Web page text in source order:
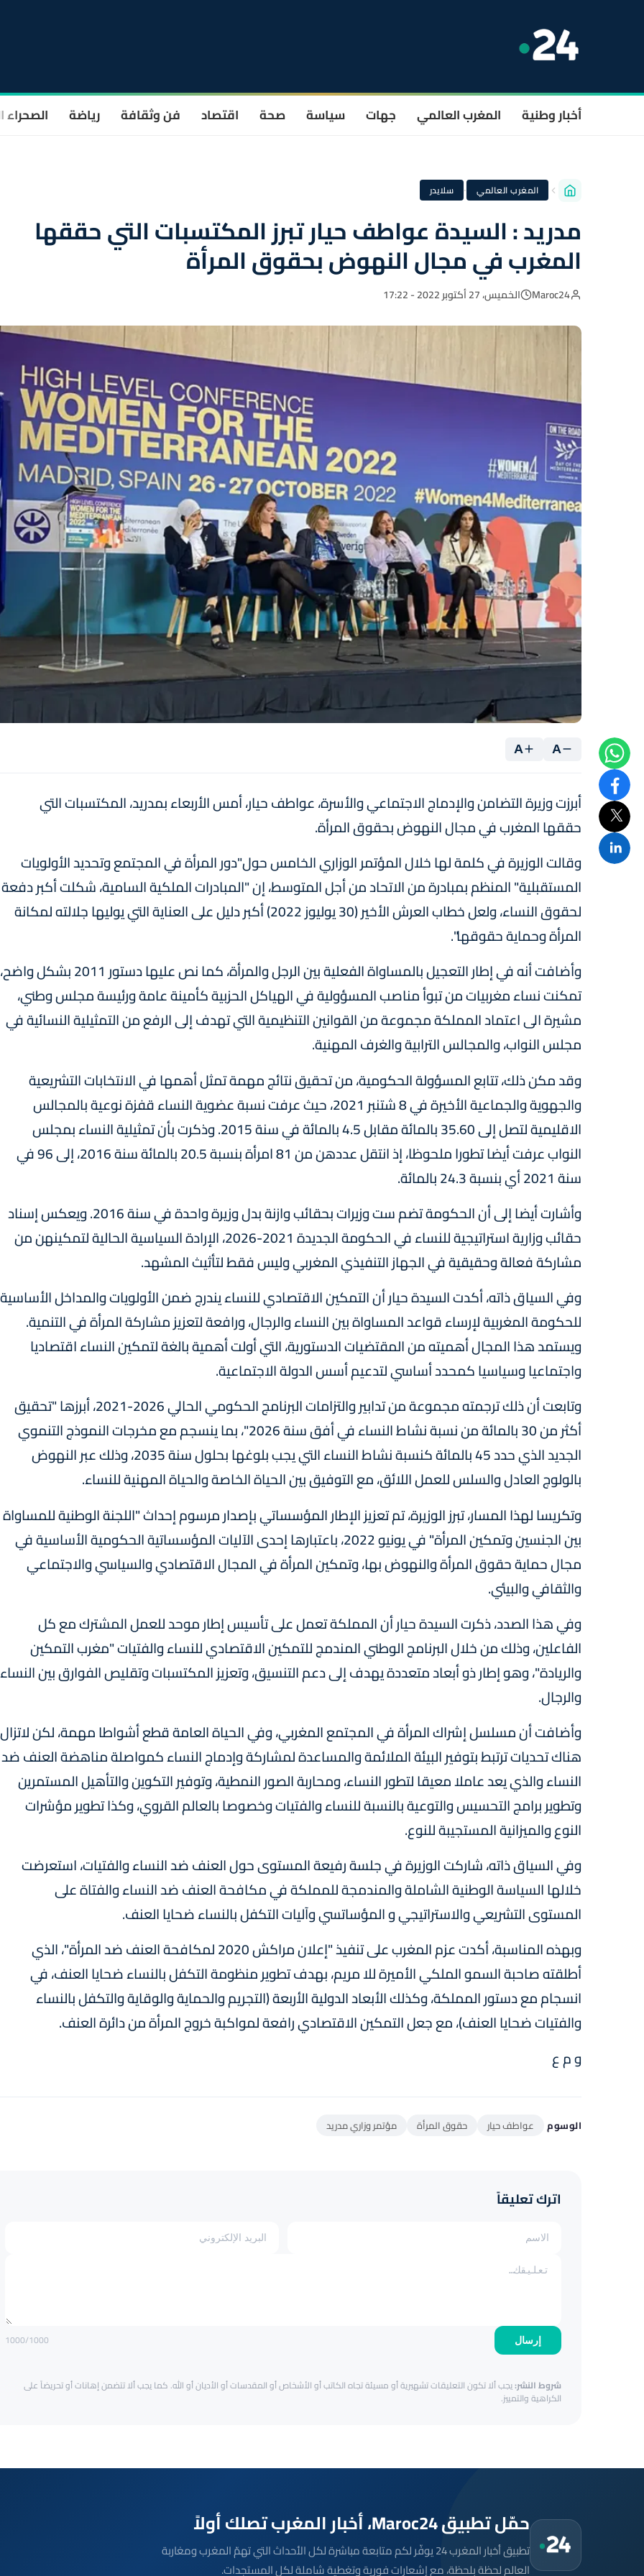
أخبار وطنية المغرب العالمي جهات سياسة صحة اقتصاد فن وثقافة رياضة الصحراء
المغرب العالمي · سلايدر
مدريد : السيدة عواطف حيار تبرز المكتسبات التي حققها
المغرب في مجال النهوض بحقوق المرأة
Maroc24 الخميس، 27 أكتوبر 2022 - 17:22
A
A
أبرزت وزيرة التضامن والإدماج الاجتماعي والأسرة، عواطف حيار، أمس الأربعاء بمدريد، المكتسبات التي
حققها المغرب في مجال النهوض بحقوق المرأة.
وقالت الوزيرة في كلمة لها خلال المؤتمر الوزاري الخامس حول"دور المرأة في المجتمع وتحديد الأولويات
المستقبلية" المنظم بمبادرة من الاتحاد من أجل المتوسط، إن "المبادرات الملكية السامية، شكلت أكبر دفعة
لحقوق النساء، ولعل خطاب العرش الأخير (30 يوليوز 2022) أكبر دليل على العناية التي يوليها جلالته لمكانة
المرأة وحماية حقوقها".
وأضافت أنه في إطار التعجيل بالمساواة الفعلية بين الرجل والمرأة، كما نص عليها دستور 2011 بشكل واضح،
تمكنت نساء مغربيات من تبوأ مناصب المسؤولية في الهياكل الحزبية كأمينة عامة ورئيسة مجلس وطني،
مشيرة الى اعتماد المملكة مجموعة من القوانين التنظيمية التي تهدف إلى الرفع من التمثيلية النسائية في
مجلس النواب، والمجالس الترابية والغرف المهنية.
وقد مكن ذلك، تتابع المسؤولة الحكومية، من تحقيق نتائج مهمة تمثل أهمها في الانتخابات التشريعية
والجهوية والجماعية الأخيرة في 8 شتنبر 2021، حيث عرفت نسبة عضوية النساء قفزة نوعية بالمجالس
الاقليمية لتصل إلى 35.60 بالمائة مقابل 4.5 بالمائة في سنة 2015. وذكرت بأن تمثيلية النساء بمجلس
النواب عرفت أيضا تطورا ملحوظا، إذ انتقل عددهن من 81 امرأة بنسبة 20.5 بالمائة سنة 2016، إلى 96 في
سنة 2021 أي بنسبة 24.3 بالمائة.
وأشارت أيضا إلى أن الحكومة تضم ست وزیرات بحقائب وازنة بدل وزيرة واحدة في سنة 2016. ويعكس إسناد
حقائب وزارية استراتيجية للنساء في الحكومة الجديدة 2021-2026، الإرادة السياسية الحالية لتمكينهن من
مشاركة فعالة وحقيقية في الجهاز التنفيذي المغربي وليس فقط لتأثيث المشهد.
وفي السياق ذاته، أكدت السيدة حيار أن التمكين الاقتصادي للنساء يندرج ضمن الأولويات والمداخل الأساسية
للحكومة المغربية لإرساء قواعد المساواة بين النساء والرجال، ورافعة لتعزيز مشاركة المرأة في التنمية.
ويستمد هذا المجال أهميته من المقتضيات الدستورية، التي أولت أهمية بالغة لتمكين النساء اقتصاديا
واجتماعيا وسياسيا كمحدد أساسي لتدعيم أسس الدولة الاجتماعية.
وتابعت أن ذلك ترجمته مجموعة من تدابير والتزامات البرنامج الحكومي الحالي 2026-2021، أبرزها "تحقيق
أكثر من 30 بالمائة من نسبة نشاط النساء في أفق سنة 2026"، بما ينسجم مع مخرجات النموذج التنموي
الجديد الذي حدد 45 بالمائة كنسبة نشاط النساء التي يجب بلوغها بحلول سنة 2035، وذلك عبر النهوض
بالولوج العادل والسلس للعمل اللائق، مع التوفيق بين الحياة الخاصة والحياة المهنية للنساء.
وتكريسا لهذا المسار، تبرز الوزيرة، تم تعزيز الإطار المؤسساتي بإصدار مرسوم إحداث "اللجنة الوطنية للمساواة
بين الجنسين وتمكين المرأة" في يونيو 2022، باعتبارها إحدى الآليات المؤسساتية الحكومية الأساسية في
مجال حماية حقوق المرأة والنهوض بها، وتمكين المرأة في المجال الاقتصادي والسياسي والاجتماعي
والثقافي والبيئي.
وفي هذا الصدد، ذكرت السيدة حيار أن المملكة تعمل على تأسيس إطار موحد للعمل المشترك مع كل
الفاعلين، وذلك من خلال البرنامج الوطني المندمج للتمكين الاقتصادي للنساء والفتيات "مغرب التمكين
والريادة"، وهو إطار ذو أبعاد متعددة يهدف إلى دعم التنسيق، وتعزيز المكتسبات وتقليص الفوارق بين النساء
والرجال.
وأضافت أن مسلسل إشراك المرأة في المجتمع المغربي، وفي الحياة العامة قطع أشواطا مهمة، لكن لاتزال
هناك تحديات ترتبط بتوفير البيئة الملائمة والمساعدة لمشاركة وإدماج النساء كمواصلة مناهضة العنف ضد
النساء والذي يعد عاملا معيقا لتطور النساء، ومحاربة الصور النمطية، وتوفير التكوين والتأهيل المستمرين
وتطوير برامج التحسيس والتوعية بالنسبة للنساء والفتيات وخصوصا بالعالم القروي، وكذا تطوير مؤشرات
النوع والميزانية المستجيبة للنوع.
وفي السياق ذاته، شاركت الوزيرة في جلسة رفيعة المستوى حول العنف ضد النساء والفتيات، استعرضت
خلالها السياسة الوطنية الشاملة والمندمجة للمملكة في مكافحة العنف ضد النساء والفتاة على
المستوى التشريعي والاستراتيجي و المؤساتسي وآليات التكفل بالنساء ضحايا العنف.
وبهذه المناسبة، أكدت عزم المغرب على تنفيذ "إعلان مراكش 2020 لمكافحة العنف ضد المرأة"، الذي
أطلقته صاحبة السمو الملكي الأميرة للا مريم، بهدف تطوير منظومة التكفل بالنساء ضحايا العنف، في
انسجام مع دستور المملكة، وكذلك الأبعاد الدولية الأربعة (التجريم والحماية والوقاية والتكفل بالنساء
والفتيات ضحايا العنف)، مع جعل التمكين الاقتصادي رافعة لمواكبة خروج المرأة من دائرة العنف.
و م ع
الوسوم عواطف حيار حقوق المرأة مؤتمر وزاري مدريد
اترك تعليقاً
إرسال 1000/1000
شروط النشر:يجب ألا تكون التعليقات تشهيرية أو مسيئة تجاه الكاتب أو الأشخاص أو المقدسات أو الأديان أو الله. كما يجب ألا تتضمن إهانات أو تحريضاً على
الكراهية والتمييز.
حمّل تطبيق Maroc24، أخبار المغرب تصلك أولاً
تطبيق أخبار المغرب 24 يوفّر لكم متابعة مباشرة لكل الأحداث التي تهمّ المغرب ومغاربة
العالم لحظة بلحظة، مع إشعارات فورية وتغطية شاملة لكل المستجدات.